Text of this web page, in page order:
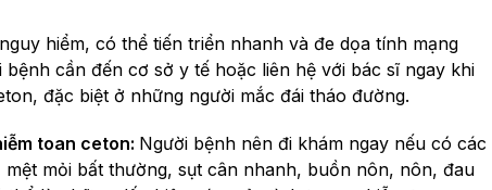
hiểm, có thể tiến triển nhanh và đe dọa tính mạng
cần đến cơ sở y tế hoặc liên hệ với bác sĩ ngay khi
đặc biệt ở những người mắc đái tháo đường.
toan ceton: Người bệnh nên đi khám ngay nếu có các
mỏi bất thường, sụt cân nhanh, buồn nôn, nôn, đau